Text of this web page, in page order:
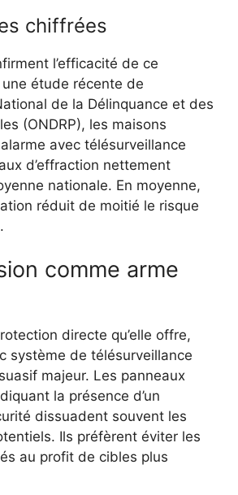
chiffrées
l’efficacité de ce
étude récente de
de la Délinquance et des
(ONDRP), les maisons
avec télésurveillance
d’effraction nettement
nationale. En moyenne,
réduit de moitié le risque
comme arme
directe qu’elle offre,
système de télésurveillance
majeur. Les panneaux
la présence d’un
dissuadent souvent les
Ils préfèrent éviter les
au profit de cibles plus